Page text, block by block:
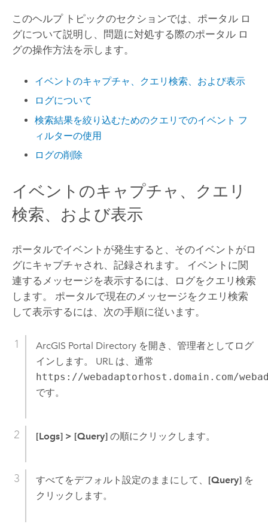
このヘルプ トピックのセクションでは、ポータル ロ
グについて説明し、問題に対処する際のポータル ロ
グの操作方法を示します。
イベントのキャプチャ、クエリ検索、および表示
ログについて
検索結果を絞り込むためのクエリでのイベント フ
ィルターの使用
ログの削除
イベントのキャプチャ、クエリ
検索、および表示
ポータルでイベントが発生すると、そのイベントがロ
グにキャプチャされ、記録されます。 イベントに関
連するメッセージを表示するには、ログをクエリ検索
します。 ポータルで現在のメッセージをクエリ検索
して表示するには、次の手順に従います。
ArcGIS Portal Directory を開き、管理者としてログ
インします。 URL は、通常
https://webadaptorhost.domain.com/
です。
[Logs] > [Query]の順にクリックします。
すべてをデフォルト設定のままにして、 [Query]を
クリックします。